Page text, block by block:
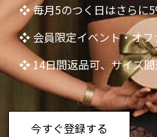
❖ 毎月5のつく日はさらに
❖ 会員限定イベント・オフ
❖ 14日間返品可、サイズ間
今すぐ登録する